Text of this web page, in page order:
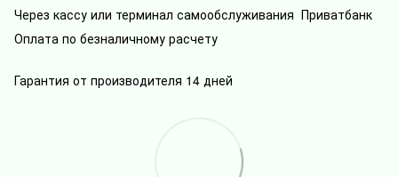
Через кассу или терминал самообслуживания Приватбанк
Оплата по безналичному расчету
Гарантия от производителя 14 дней